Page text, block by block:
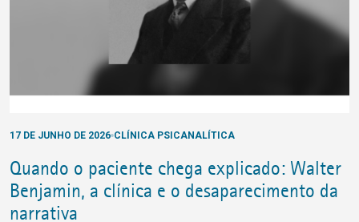
17 DE JUNHO DE 2026 CLÍNICA PSICANALÍTICA
Quando o paciente chega explicado: Walter
Benjamin, a clínica e o desaparecimento da
narrativa